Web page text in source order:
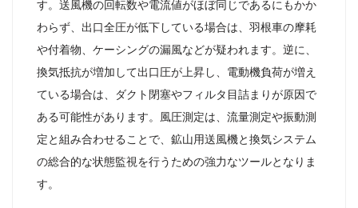
す。送風機の回転数や電流値がほぼ同じであるにもかか
わらず、出口全圧が低下している場合は、羽根車の摩耗
や付着物、ケーシングの漏風などが疑われます。逆に、
換気抵抗が増加して出口圧が上昇し、電動機負荷が増え
ている場合は、ダクト閉塞やフィルタ目詰まりが原因で
ある可能性があります。風圧測定は、流量測定や振動測
定と組み合わせることで、鉱山用送風機と換気システム
の総合的な状態監視を行うための強力なツールとなりま
す。